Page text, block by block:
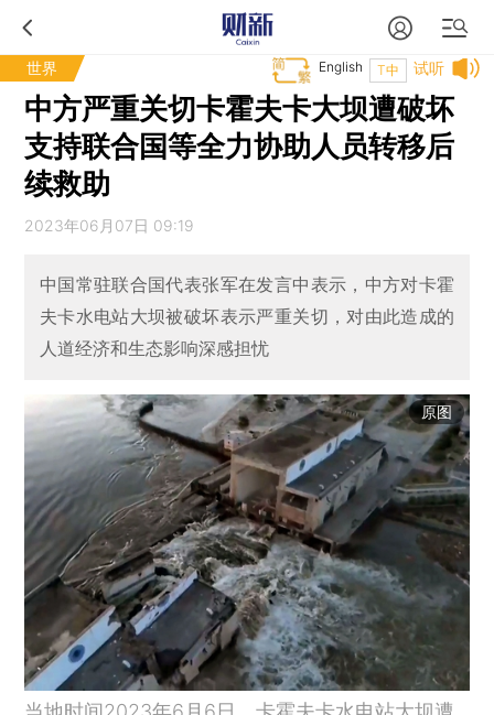
世界 试听
T中
English
中方严重关切卡霍夫卡大坝遭破坏
支持联合国等全力协助人员转移后
续救助
2023年06月07日 09:19
中国常驻联合国代表张军在发言中表示，中方对卡霍
夫卡水电站大坝被破坏表示严重关切，对由此造成的
人道经济和生态影响深感担忧
原图